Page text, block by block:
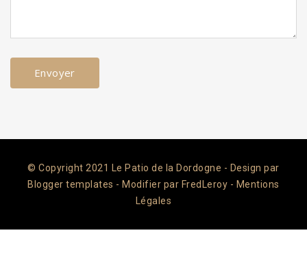
© Copyright 2021 Le Patio de la Dordogne - Design par
Blogger templates - Modifier par FredLeroy - Mentions
Légales